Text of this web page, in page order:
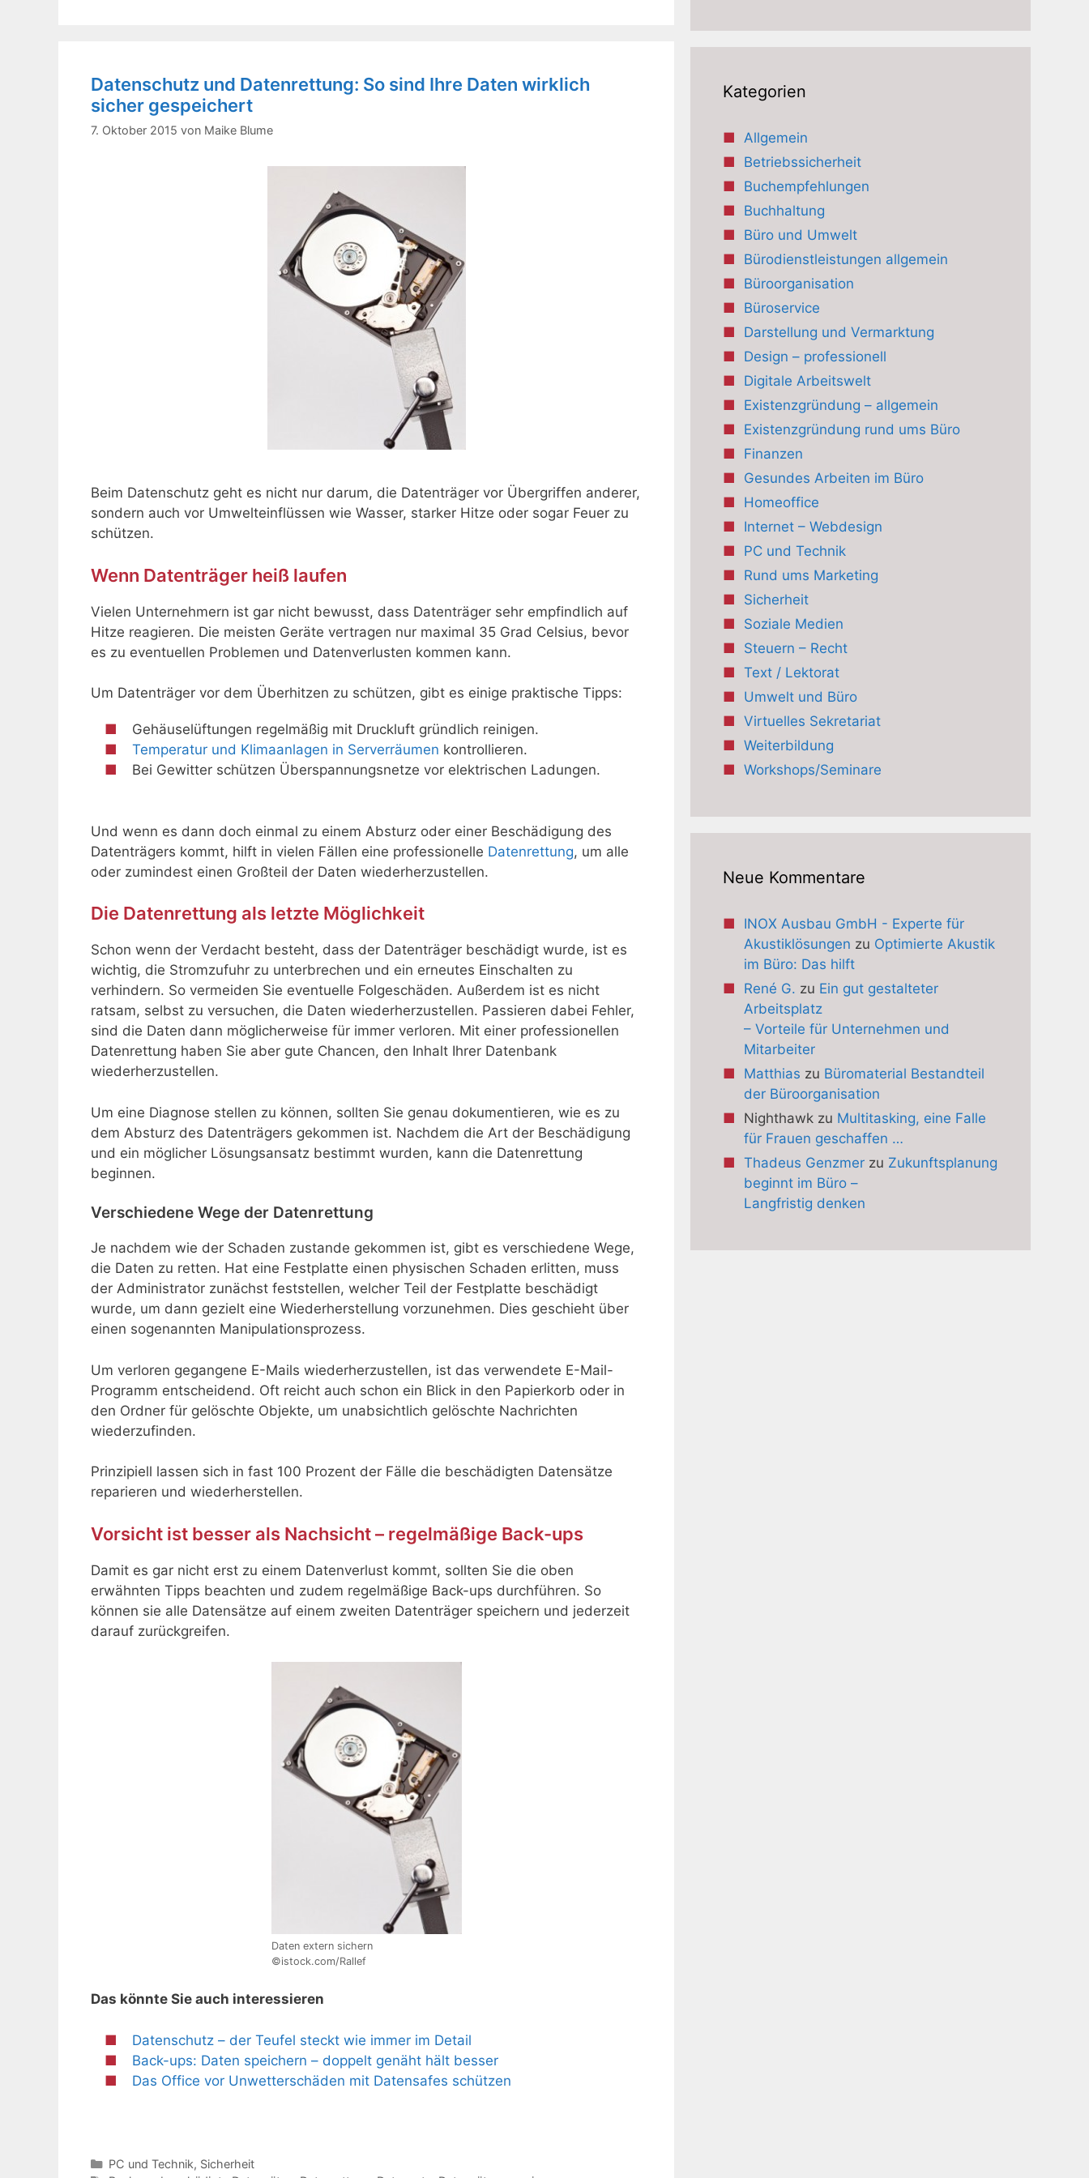
Datenschutz und Datenrettung: So sind Ihre Daten wirklich
sicher gespeichert
7. Oktober 2015 von Maike Blume
Beim Datenschutz geht es nicht nur darum, die Datenträger vor Übergriffen anderer,
sondern auch vor Umwelteinflüssen wie Wasser, starker Hitze oder sogar Feuer zu
schützen.
Wenn Datenträger heiß laufen
Vielen Unternehmern ist gar nicht bewusst, dass Datenträger sehr empfindlich auf
Hitze reagieren. Die meisten Geräte vertragen nur maximal 35 Grad Celsius, bevor
es zu eventuellen Problemen und Datenverlusten kommen kann.
Um Datenträger vor dem Überhitzen zu schützen, gibt es einige praktische Tipps:
Gehäuselüftungen regelmäßig mit Druckluft gründlich reinigen.
Temperatur und Klimaanlagen in Serverräumen kontrollieren.
Bei Gewitter schützen Überspannungsnetze vor elektrischen Ladungen.
Und wenn es dann doch einmal zu einem Absturz oder einer Beschädigung des
Datenträgers kommt, hilft in vielen Fällen eine professionelle Datenrettung, um alle
oder zumindest einen Großteil der Daten wiederherzustellen.
Die Datenrettung als letzte Möglichkeit
Schon wenn der Verdacht besteht, dass der Datenträger beschädigt wurde, ist es
wichtig, die Stromzufuhr zu unterbrechen und ein erneutes Einschalten zu
verhindern. So vermeiden Sie eventuelle Folgeschäden. Außerdem ist es nicht
ratsam, selbst zu versuchen, die Daten wiederherzustellen. Passieren dabei Fehler,
sind die Daten dann möglicherweise für immer verloren. Mit einer professionellen
Datenrettung haben Sie aber gute Chancen, den Inhalt Ihrer Datenbank
wiederherzustellen.
Um eine Diagnose stellen zu können, sollten Sie genau dokumentieren, wie es zu
dem Absturz des Datenträgers gekommen ist. Nachdem die Art der Beschädigung
und ein möglicher Lösungsansatz bestimmt wurden, kann die Datenrettung
beginnen.
Verschiedene Wege der Datenrettung
Je nachdem wie der Schaden zustande gekommen ist, gibt es verschiedene Wege,
die Daten zu retten. Hat eine Festplatte einen physischen Schaden erlitten, muss
der Administrator zunächst feststellen, welcher Teil der Festplatte beschädigt
wurde, um dann gezielt eine Wiederherstellung vorzunehmen. Dies geschieht über
einen sogenannten Manipulationsprozess.
Um verloren gegangene E-Mails wiederherzustellen, ist das verwendete E-Mail-
Programm entscheidend. Oft reicht auch schon ein Blick in den Papierkorb oder in
den Ordner für gelöschte Objekte, um unabsichtlich gelöschte Nachrichten
wiederzufinden.
Prinzipiell lassen sich in fast 100 Prozent der Fälle die beschädigten Datensätze
reparieren und wiederherstellen.
Vorsicht ist besser als Nachsicht – regelmäßige Back-ups
Damit es gar nicht erst zu einem Datenverlust kommt, sollten Sie die oben
erwähnten Tipps beachten und zudem regelmäßige Back-ups durchführen. So
können sie alle Datensätze auf einem zweiten Datenträger speichern und jederzeit
darauf zurückgreifen.
Daten extern sichern
©istock.com/Rallef
Das könnte Sie auch interessieren
Datenschutz – der Teufel steckt wie immer im Detail
Back-ups: Daten speichern – doppelt genäht hält besser
Das Office vor Unwetterschäden mit Datensafes schützen
Kategorien
PC und Technik, Sicherheit
Kategorien
Allgemein
Betriebssicherheit
Buchempfehlungen
Buchhaltung
Büro und Umwelt
Bürodienstleistungen allgemein
Büroorganisation
Büroservice
Darstellung und Vermarktung
Design – professionell
Digitale Arbeitswelt
Existenzgründung – allgemein
Existenzgründung rund ums Büro
Finanzen
Gesundes Arbeiten im Büro
Homeoffice
Internet – Webdesign
PC und Technik
Rund ums Marketing
Sicherheit
Soziale Medien
Steuern – Recht
Text / Lektorat
Umwelt und Büro
Virtuelles Sekretariat
Weiterbildung
Workshops/Seminare
Neue Kommentare
INOX Ausbau GmbH - Experte für
Akustiklösungen zu Optimierte Akustik
im Büro: Das hilft
René G. zu Ein gut gestalteter
Arbeitsplatz
– Vorteile für Unternehmen und
Mitarbeiter
Matthias zu Büromaterial Bestandteil
der Büroorganisation
Nighthawkzu Multitasking, eine Falle
für Frauen geschaffen …
Thadeus Genzmerzu Zukunftsplanung
beginnt im Büro –
Langfristig denken